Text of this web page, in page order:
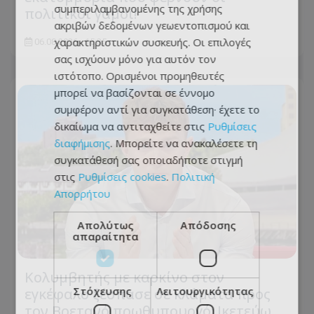
πολιτικοί γάμοι!
06.08.2026 - 15:35
Κολυμβητής με καρκίνο στον
εγκέφαλο ξέσπασε σε κλάματα προς
συμπεριλαμβανομένης της χρήσης
ακριβών δεδομένων γεωεντοπισμού και
χαρακτηριστικών συσκευής. Οι επιλογές
σας ισχύουν μόνο για αυτόν τον
ιστότοπο. Ορισμένοι προμηθευτές
μπορεί να βασίζονται σε έννομο
συμφέρον αντί για συγκατάθεση· έχετε το
δικαίωμα να αντιταχθείτε στις Ρυθμίσεις
διαφήμισης. Μπορείτε να ανακαλέσετε τη
συγκατάθεσή σας οποιαδήποτε στιγμή
στις Ρυθμίσεις cookies. Πολιτική
Απορρήτου
Απολύτως
απαραίτητα
Απόδοσης
Στόχευσης Λειτουργικότητας